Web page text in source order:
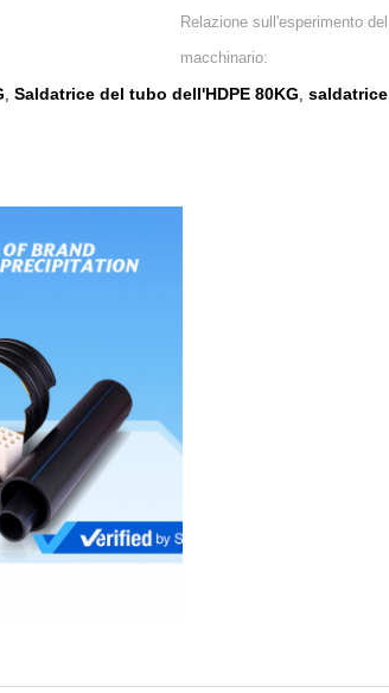
Relazione sull'esperimento del
macchinario:
, Saldatrice del tubo dell'HDPE 80KG,